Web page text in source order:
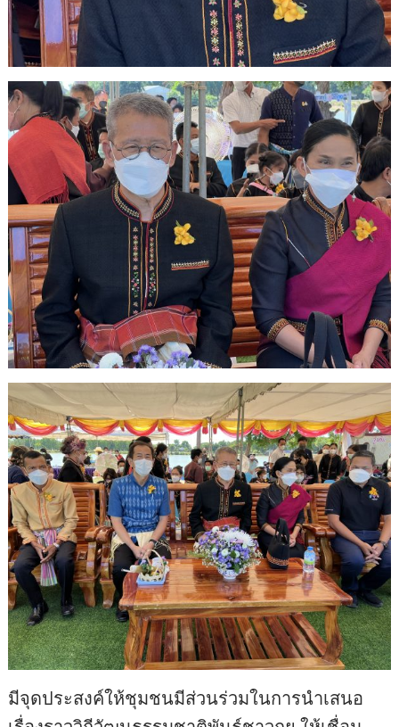
มีจุดประสงค์ให้ชุมชนมีส่วนร่วมในการนำเสนอ